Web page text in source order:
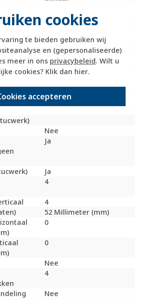
cookies
te bieden gebruiken wij
en (gepersonaliseerde)
meer in ons privacybeleid. Wilt u
cookies? Klik dan hier.
accepteren
Horizontaal en
9022
IK05
(IP)
IP20
Nee
Ja
Nee
Ja
Ja
4
4
52 Millimeter (mm)
0
0
Nee
4
Nee